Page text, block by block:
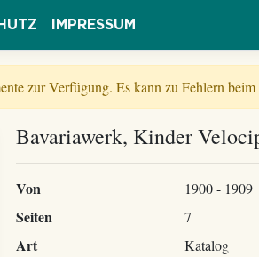
IMPRESSUM
zur Verfügung. Es kann zu Fehlern
Bavariawerk, Kinder
Von 1900 - 1909
Seiten 7
Art Katalog